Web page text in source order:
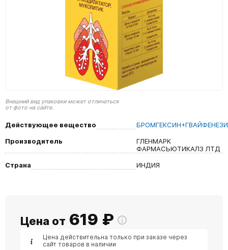
Внешний вид упаковки может отличаться
от фото на сайте.
Действующее вещество
Производитель
ГЛЕНМАРК
ФАРМАСЬЮТИКАЛЗ ЛТД
Страна
ИНДИЯ
Цена от 619 ₽
Цена действительна только при заказе через
сайт товаров в наличии